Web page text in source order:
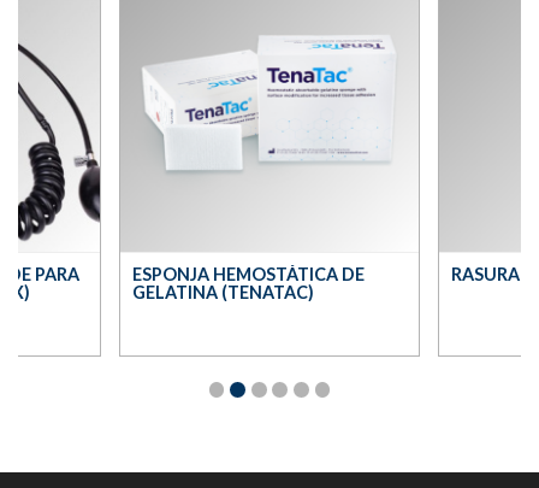
PARA
ESPONJA HEMOSTÁTICA DE
GELATINA (TENATAC)